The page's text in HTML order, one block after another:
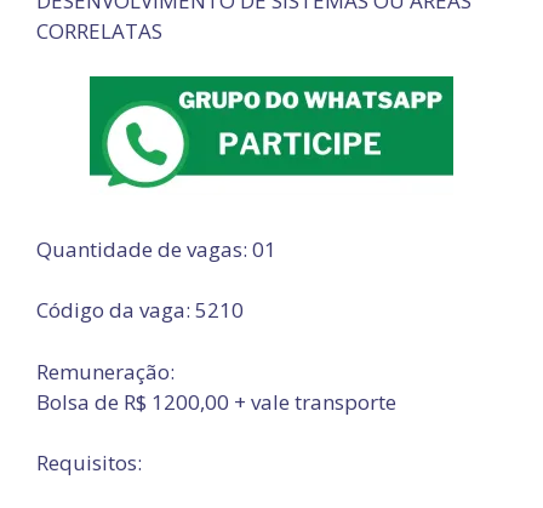
CORRELATAS
Quantidade de vagas: 01
Código da vaga: 5210
Remuneração:
Bolsa de R$ 1200,00 + vale transporte
Requisitos: